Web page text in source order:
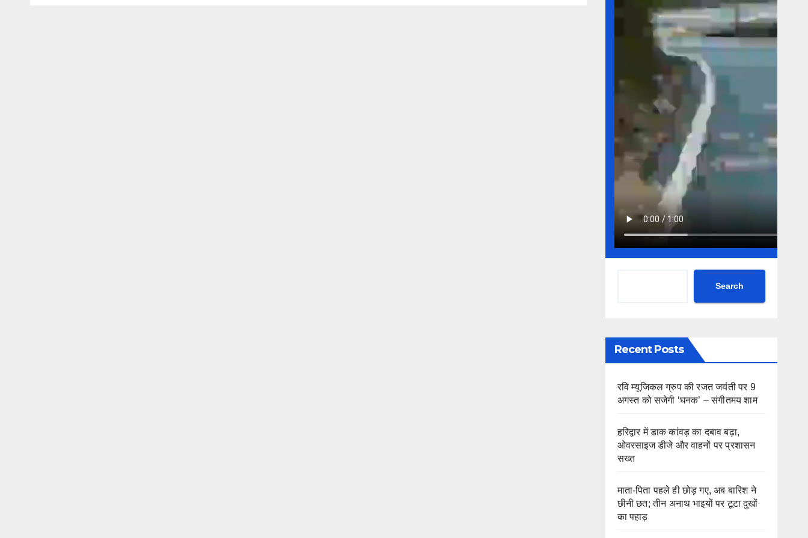
Search
Recent Posts
रवि म्यूजिकल ग्रुप की रजत जयंती पर 9
अगस्त को सजेगी ‘घनक’ – संगीतमय शाम
हरिद्वार में डाक कांवड़ का दबाव बढ़ा,
ओवरसाइज डीजे और वाहनों पर प्रशासन
सख्त
माता-पिता पहले ही छोड़ गए, अब बारिश ने
छीनी छत; तीन अनाथ भाइयों पर टूटा दुखों
का पहाड़